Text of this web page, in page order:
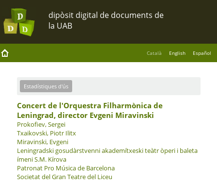
Català English Español
Estadístiques d'ús
Concert de l'Orquestra Filharmònica de
Leningrad, director Evgeni Miravinski
Prokofiev, Sergei
Txaikovski, Piotr Ilitx
Miravinski, Evgeni
Leningradski gosudàrstvenni akademítxeski teàtr òperi i baleta
ímeni S.M. Kírova
Patronat Pro Música de Barcelona
Societat del Gran Teatre del Liceu